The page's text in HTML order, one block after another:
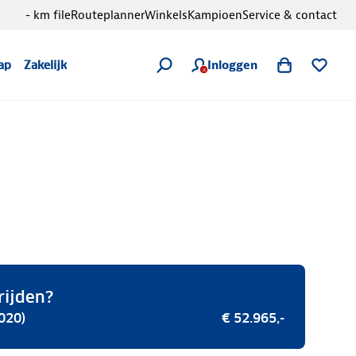
Zakelijk Inloggen
- km fileRouteplannerWinkelsKampioenService & contact
€ 52.965,-